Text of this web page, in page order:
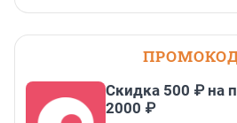
Скидка 500 ₽ на
2000 ₽